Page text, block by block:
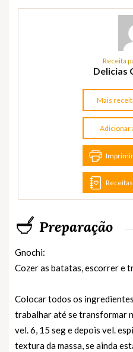
Receita
Delicias
Mais
Adicionar
Preparação
Gnochi:
Cozer as batatas, escorrer e
Colocar todos os
trabalhar até se transformar
vel. 6, 15 seg e depois vel.
textura da massa, se ainda